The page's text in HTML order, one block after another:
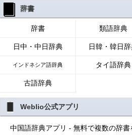
辞書
辞書 類語辞典
日中・中日辞典 日韓・韓日
インドネシア語辞典 タイ語辞典
古語辞典
Weblio公式アプリ
中国語辞典アプリ - 無料で複数の辞